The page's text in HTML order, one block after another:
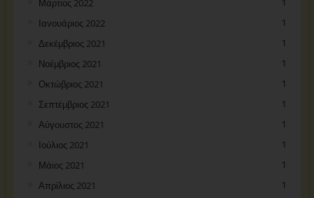
1
Ιανουάριος 2022 1
Δεκέμβριος 2021 1
Νοέμβριος 2021 1
Οκτώβριος 2021 1
Σεπτέμβριος 2021 1
Αύγουστος 2021 1
Ιούλιος 2021 1
Μάιος 2021 1
Απρίλιος 2021 1